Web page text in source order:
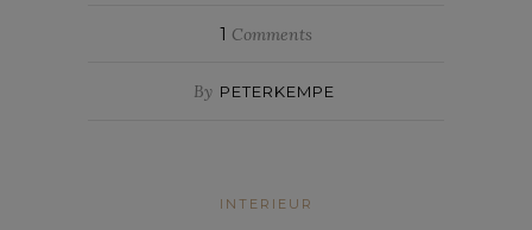
1 Comments
By PETERKEMPE
INTERIEUR